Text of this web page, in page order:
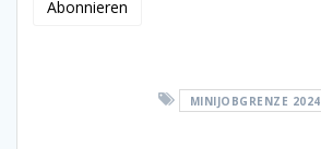
MINIJOBGRENZE 2024